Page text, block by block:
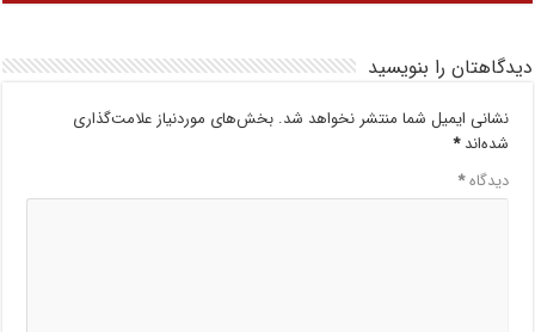
دیدگاهتان را بنویسید
نشانی ایمیل شما منتشر نخواهد شد. بخش‌های موردنیاز علامت‌گذاری
شده‌اند*
دیدگاه*